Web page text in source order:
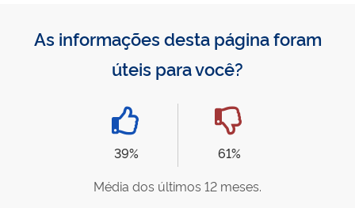
As informações desta página foram
úteis para você?
39%
61%
Média dos últimos 12 meses.